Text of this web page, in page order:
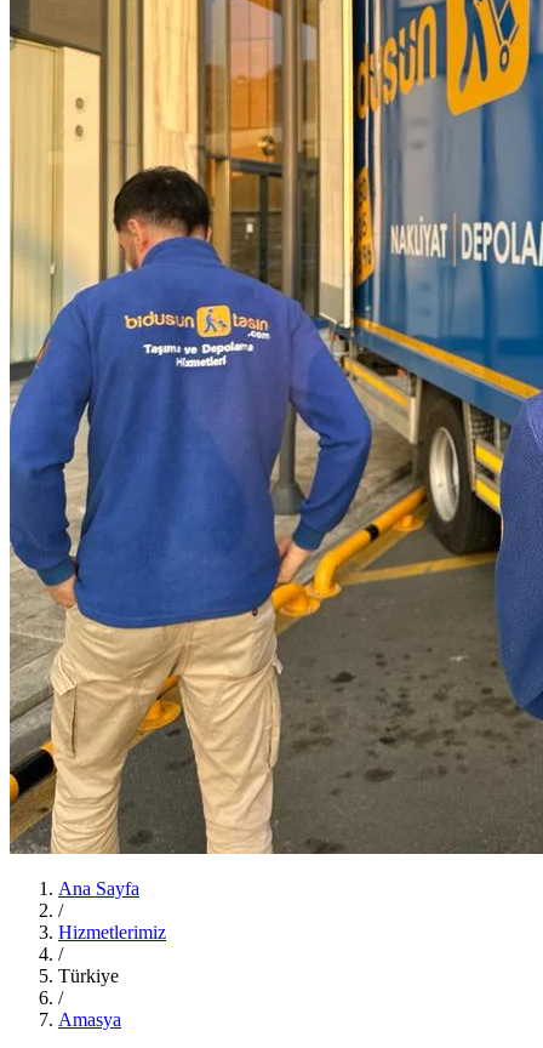
Ana Sayfa
/
Hizmetlerimiz
/
Türkiye
/
Amasya